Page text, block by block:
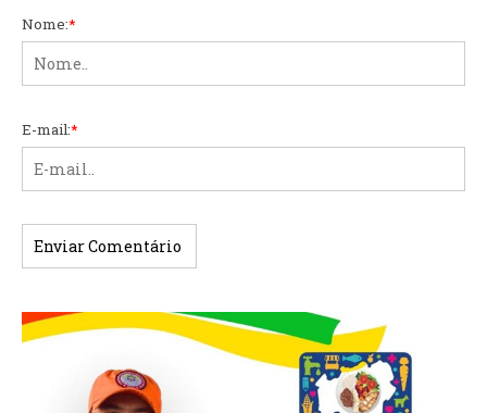
Nome:*
E-mail:*